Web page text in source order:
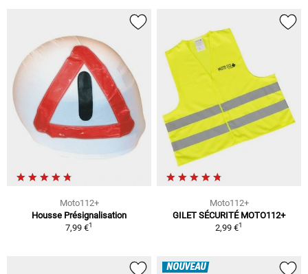
Moto112+
Housse Présignalisation
7,99 €1
Moto112+
GILET SÉCURITÉ MOTO112+
2,99 €1
NOUVEAU